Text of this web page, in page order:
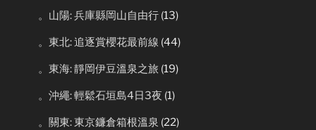
。山陽: 兵庫縣岡山自由行 (13)
。東北: 追逐賞櫻花最前線 (44)
。東海: 靜岡伊豆溫泉之旅 (19)
。沖繩: 輕鬆石垣島4日3夜 (1)
。關東: 東京鐮倉箱根溫泉 (22)